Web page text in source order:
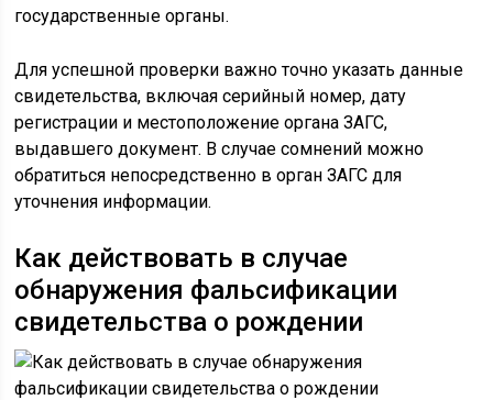
государственные органы.
Для успешной проверки важно точно указать данные
свидетельства, включая серийный номер, дату
регистрации и местоположение органа ЗАГС,
выдавшего документ. В случае сомнений можно
обратиться непосредственно в орган ЗАГС для
уточнения информации.
Как действовать в случае
обнаружения фальсификации
свидетельства о рождении